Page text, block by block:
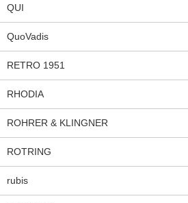
QUI
QuoVadis
RETRO 1951
RHODIA
ROHRER & KLINGNER
ROTRING
rubis